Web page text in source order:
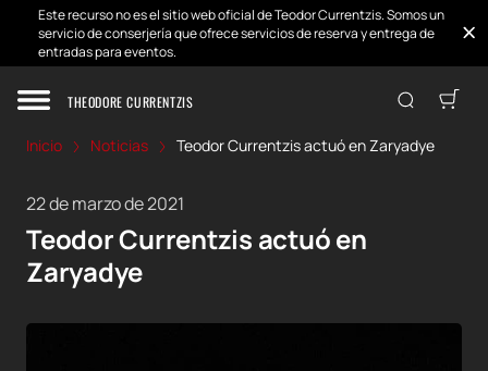
Este recurso no es el sitio web oficial de Teodor Currentzis. Somos un
servicio de conserjería que ofrece servicios de reserva y entrega de
entradas para eventos.
THEODORE CURRENTZIS
Inicio Noticias Teodor Currentzis actuó en Zaryadye
22 de marzo de 2021
Teodor Currentzis actuó en
Zaryadye